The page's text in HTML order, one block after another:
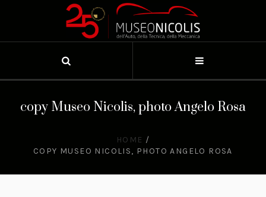
copy Museo Nicolis, photo Angelo Rosa
HOME /
COPY MUSEO NICOLIS, PHOTO ANGELO ROSA